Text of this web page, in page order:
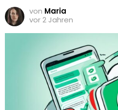
von Maria
vor 2 Jahren